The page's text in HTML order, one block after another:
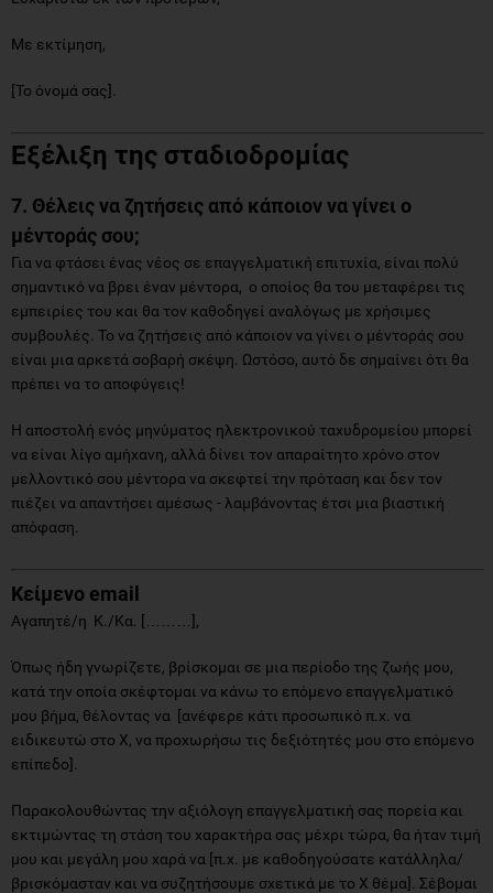
Με εκτίμηση,
[Το όνομά σας].
Εξέλιξη της σταδιοδρομίας
7. Θέλεις να ζητήσεις από κάποιον να γίνει ο
μέντοράς σου;
Για να φτάσει ένας νέος σε επαγγελματική επιτυχία, είναι πολύ
σημαντικό να βρει έναν μέντορα, ο οποίος θα του μεταφέρει τις
εμπειρίες του και θα τον καθοδηγεί αναλόγως με χρήσιμες
συμβουλές. Το να ζητήσεις από κάποιον να γίνει ο μέντοράς σου
είναι μια αρκετά σοβαρή σκέψη. Ωστόσο, αυτό δε σημαίνει ότι θα
πρέπει να το αποφύγεις!
Η αποστολή ενός μηνύματος ηλεκτρονικού ταχυδρομείου μπορεί
να είναι λίγο αμήχανη, αλλά δίνει τον απαραίτητο χρόνο στον
μελλοντικό σου μέντορα να σκεφτεί την πρόταση και δεν τον
πιέζει να απαντήσει αμέσως - λαμβάνοντας έτσι μια βιαστική
απόφαση.
Κείμενο email
Αγαπητέ/η Κ./Κα. [………],
Όπως ήδη γνωρίζετε, βρίσκομαι σε μια περίοδο της ζωής μου,
κατά την οποία σκέφτομαι να κάνω το επόμενο επαγγελματικό
μου βήμα, θέλοντας να [ανέφερε κάτι προσωπικό π.χ. να
ειδικευτώ στο Χ, να προχωρήσω τις δεξιότητές μου στο επόμενο
επίπεδο].
Παρακολουθώντας την αξιόλογη επαγγελματική σας πορεία και
εκτιμώντας τη στάση του χαρακτήρα σας μέχρι τώρα, θα ήταν τιμή
μου και μεγάλη μου χαρά να [π.χ. με καθοδηγούσατε κατάλληλα/
βρισκόμασταν και να συζητήσουμε σχετικά με το Χ θέμα]. Σέβομαι